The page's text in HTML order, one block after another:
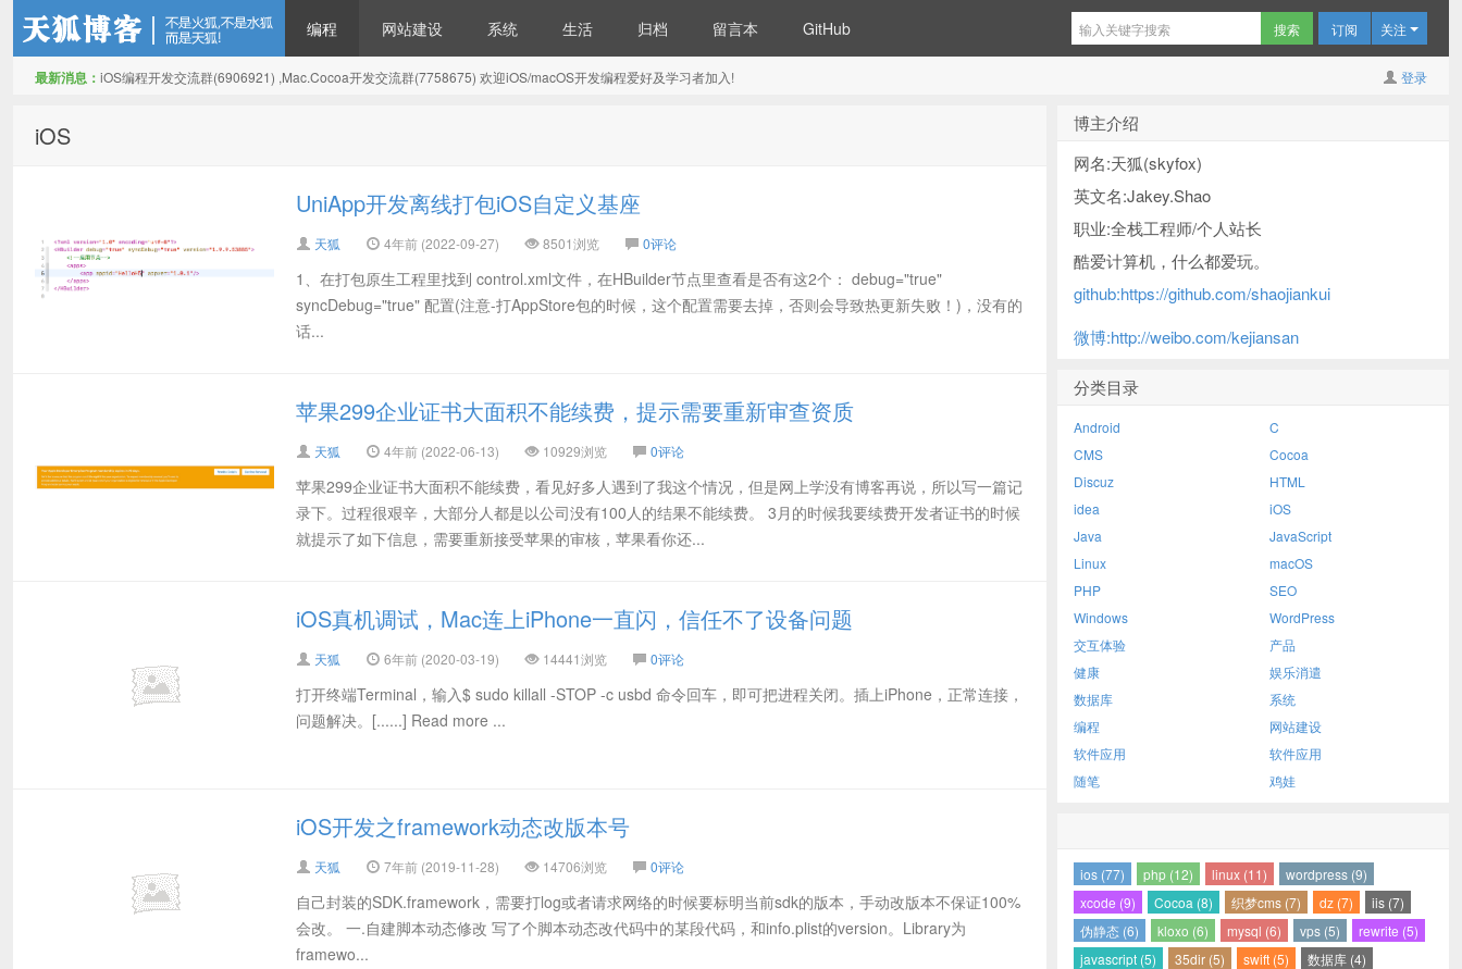
编程 网站建设 系统 生活 归档 留言本 GitHub 订阅 关注
登录
最新消息： iOS编程开发交流群(6906921) ,Mac.Cocoa开发交流群(7758675) 欢迎iOS/macOS开发编程爱好及学习者加入!
iOS
UniApp开发离线打包iOS自定义基座
天狐 4年前 (2022-09-27) 8501浏览 0评论
1、在打包原生工程里找到 control.xml文件，在HBuilder节点里查看是否有这2个： debug="true"
syncDebug="true" 配置(注意-打AppStore包的时候，这个配置需要去掉，否则会导致热更新失败！)，没有的
话...
苹果299企业证书大面积不能续费，提示需要重新审查资质
天狐 4年前 (2022-06-13) 10929浏览 0评论
苹果299企业证书大面积不能续费，看见好多人遇到了我这个情况，但是网上学没有博客再说，所以写一篇记
录下。过程很艰辛，大部分人都是以公司没有100人的结果不能续费。 3月的时候我要续费开发者证书的时候
就提示了如下信息，需要重新接受苹果的审核，苹果看你还...
iOS真机调试，Mac连上iPhone一直闪，信任不了设备问题
天狐 6年前 (2020-03-19) 14441浏览 0评论
打开终端Terminal，输入$ sudo killall -STOP -c usbd 命令回车，即可把进程关闭。插上iPhone，正常连接，
问题解决。[......] Read more ...
iOS开发之framework动态改版本号
天狐 7年前 (2019-11-28) 14706浏览 0评论
自己封装的SDK.framework，需要打log或者请求网络的时候要标明当前sdk的版本，手动改版本不保证100%
会改。 一.自建脚本动态修改 写了个脚本动态改代码中的某段代码，和info.plist的version。Library为
framewo...
博主介绍
网名:天狐(skyfox)
英文名:Jakey.Shao
职业:全栈工程师/个人站长
酷爱计算机，什么都爱玩。
github:https://github.com/shaojiankui
微博:http://weibo.com/kejiansan
分类目录
Android
C
CMS
Cocoa
Discuz
HTML
idea
iOS
Java
JavaScript
Linux
macOS
PHP
SEO
Windows
WordPress
交互体验
产品
健康
娱乐消遣
数据库
系统
编程
网站建设
软件应用
软件应用
随笔
鸡娃
ios (77) php (12) linux (11)
wordpress (9)
xcode (9)
Cocoa (8) 织梦cms (7) dz (7)
iis (7)
伪静态 (6)
kloxo (6) mysql (6) vps (5)
rewrite (5)
javascript (5)
35dir (5) swift (5)
数据库 (4)